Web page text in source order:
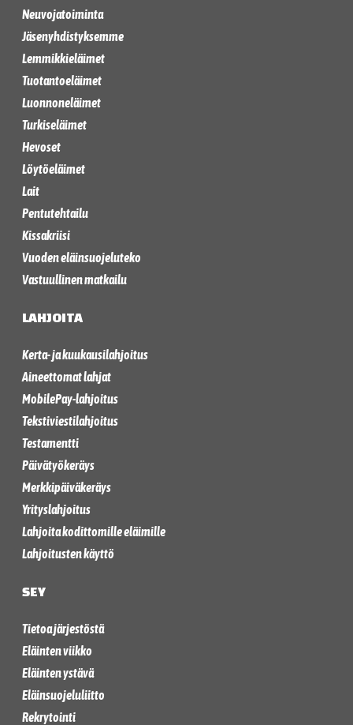
Neuvojatoiminta
Jäsenyhdistyksemme
Lemmikkieläimet
Tuotantoeläimet
Luonnoneläimet
Turkiseläimet
Hevoset
Löytöeläimet
Lait
Pentutehtailu
Kissakriisi
Vuoden eläinsuojeluteko
Vastuullinen matkailu
LAHJOITA
Kerta- ja kuukausilahjoitus
Aineettomat lahjat
MobilePay-lahjoitus
Tekstiviestilahjoitus
Testamentti
Päivätyökeräys
Merkkipäiväkeräys
Yrityslahjoitus
Lahjoita kodittomille eläimille
Lahjoitusten käyttö
SEY
Tietoa järjestöstä
Eläinten viikko
Eläinten ystävä
Eläinsuojeluliitto
Rekrytointi